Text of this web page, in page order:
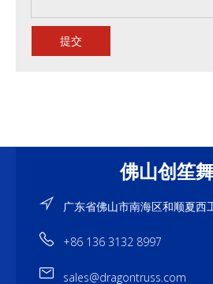
提交
佛山创笙
广东省佛山市南海区和顺夏西
+86 136 3132 8997
sales@dragontruss.com